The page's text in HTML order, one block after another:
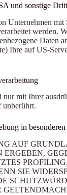
und sonstige
Unternehmen
werden.
Daten
Ihre auf US-
nur mit Ihrer
unberührt.
in
AUF
ERGEBEN,
SIE